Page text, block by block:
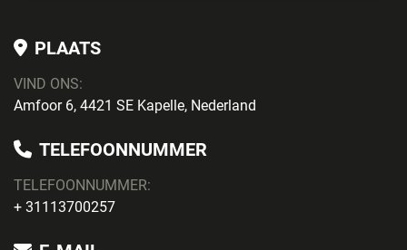
PLAATS
VIND ONS:
Amfoor 6, 4421 SE Kapelle, Nederland
TELEFOONNUMMER
TELEFOONNUMMER:
+ 31113700257